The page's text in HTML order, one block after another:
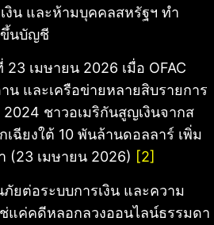
งิน และห้ามบุคคลสหรัฐฯ ทำ
ขึ้นบัญชี
เมษายน 2026 เมื่อ OFAC
น และเครือข่ายหลายสิบรายการ
ชาวอเมริกันสูญเงินจากส
เฉียงใต้ 10 พันล้านดอลลาร์ เพิ่ม
(23 เมษายน 2026) [2]
ยต่อระบบการเงิน และความ
แค่คดีหลอกลวงออนไลน์ธรรมดา